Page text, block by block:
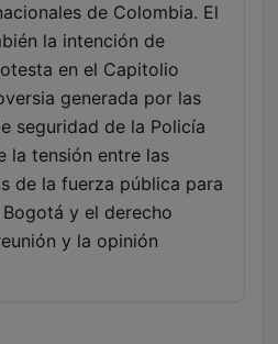
de Colombia. El
la intención de
en el Capitolio
generada por las
seguridad de la Policía
la tensión entre las
de la fuerza pública para
y el derecho
y la opinión